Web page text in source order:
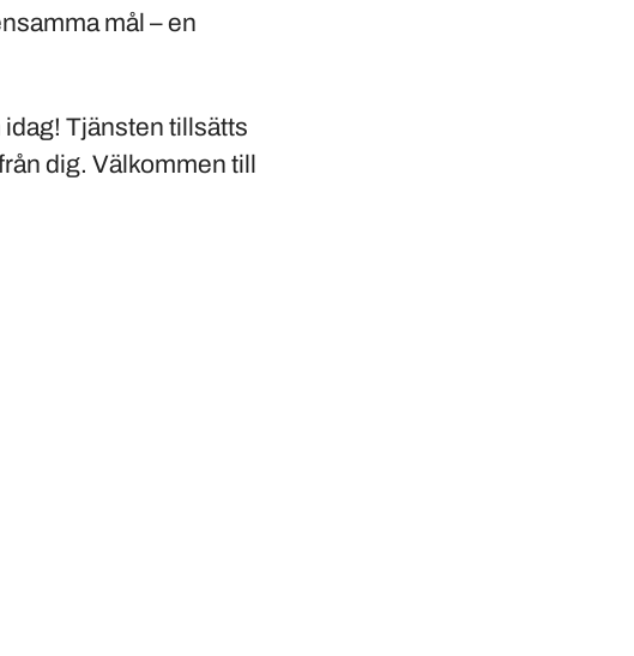
mål – en
idag! Tjänsten tillsätts
dig. Välkommen till